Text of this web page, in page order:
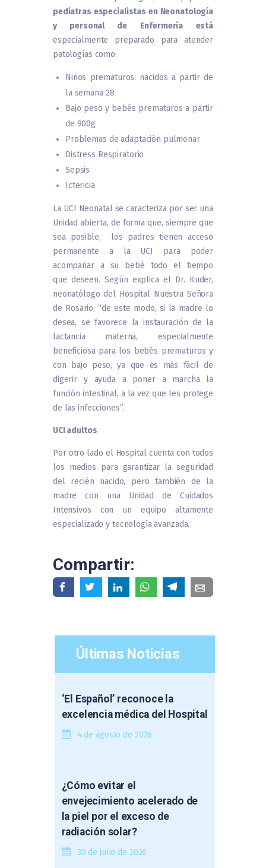
pediatras especialistas en Neonatología
y personal de Enfermería está
especialmente preparado para atender
patologías como:
Niños prematuros: nacidos a partir de
la semana 28
Bajo peso y bebés prematuros a partir
de 900g
Problemas de adaptación pulmonar
Distress Respiratorio
Sepsis
Ictericia
La UCI Neonatal se caracteriza por ser una
Unidad abierta, de forma que, siempre que
sea posible, los padres tienen acceso
permanente a la UCI para poder
acompañar a su bebé todo el tiempo
que deseen. Según explica el Dr. Kuder,
neonatólogo del Hospital Nuestra Señora
de Rosario, “de este modo, si la madre lo
desea, se favorece la instauración de la
lactancia materna, especialmente
beneficiosa para los bebés prematuros y
con bajo peso, ya que es más fácil de
digerir y ayuda a poner a marcha la
función intestinal, a la vez que les protege
de las infecciones”.
UCI adultos
Por otro lado el Hospital cuenta con todos
los medios para garantizar la seguridad
del recién nacido, pero también de la
madre con una Unidad de Cuidados
Intensivos con un equipo altamente
especializado y tecnología avanzada.
Compartir:
Últimas Noticias
‘El Español’ reconoce la
excelencia médica del Hospital
4 de agosto de 2026
¿Cómo evitar el
envejecimiento acelerado de
la piel por el exceso de
radiación solar?
30 de julio de 2026